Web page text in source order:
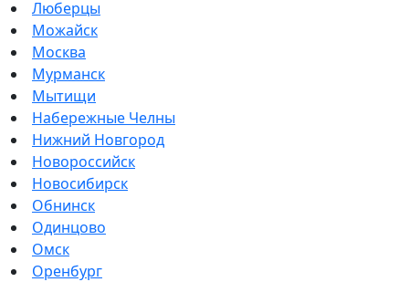
Люберцы
Можайск
Москва
Мурманск
Мытищи
Набережные Челны
Нижний Новгород
Новороссийск
Новосибирск
Обнинск
Одинцово
Омск
Оренбург